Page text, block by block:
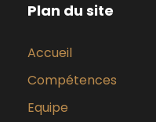
Plan du site
Accueil
Compétences
Equipe